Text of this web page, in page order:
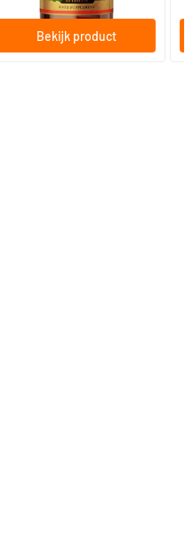
Bekijk product